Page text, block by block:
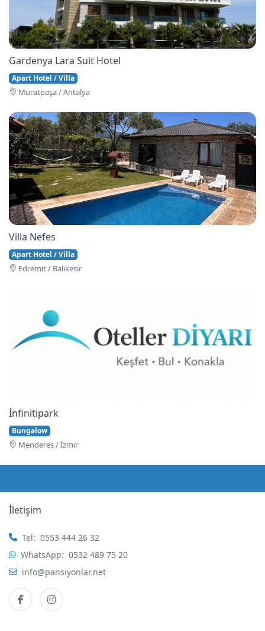
Gardenya Lara Suit Hotel
Apart Hotel / Villa
Muratpaşa / Antalya
Villa Nefes
Apart Hotel / Villa
Edremi̇t / Balıkesir
İnfinitipark
Bungalow
Menderes / İzmir
İletişim
Tel: 0553 444 26 32
WhatsApp: 0532 489 75 20
info@pansiyonlar.net